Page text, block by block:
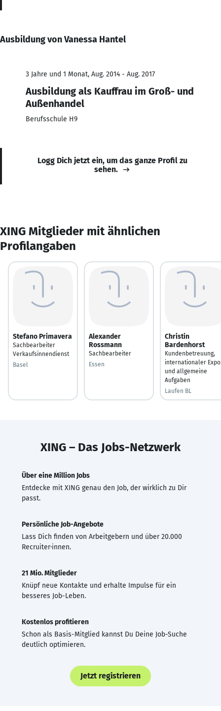
Ausbildung von Vanessa Hantel
3 Jahre und 1 Monat, Aug. 2014 - Aug. 2017
Ausbildung als Kauffrau im Groß- und
Außenhandel
Berufsschule H9
Logg Dich jetzt ein, um das ganze Profil zu
sehen.
XING Mitglieder mit ähnlichen
Profilangaben
Stefano Primavera
Sachbearbeiter
Verkaufsinnendienst
Basel
Alexander
Rossmann
Sachbearbeiter
Essen
Christin
Bardenhorst
Kundenbetreuung,
internationaler
und allgemeine
Aufgaben
Laufen BL
XING – Das Jobs-Netzwerk
Über eine Million Jobs
Entdecke mit XING genau den Job, der wirklich zu Dir
passt.
Persönliche Job-Angebote
Lass Dich finden von Arbeitgebern und über 20.000
Recruiter·innen.
21 Mio. Mitglieder
Knüpf neue Kontakte und erhalte Impulse für ein
besseres Job-Leben.
Kostenlos profitieren
Schon als Basis-Mitglied kannst Du Deine Job-Suche
deutlich optimieren.
Jetzt registrieren